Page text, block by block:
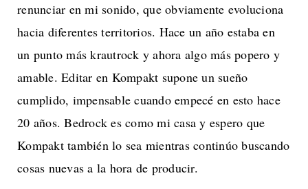
renunciar en mi sonido, que obviamente evoluciona
hacia diferentes territorios. Hace un año estaba en
un punto más krautrock y ahora algo más popero y
amable. Editar en Kompakt supone un sueño
cumplido, impensable cuando empecé en esto hace
20 años. Bedrock es como mi casa y espero que
Kompakt también lo sea mientras continúo buscando
cosas nuevas a la hora de producir.